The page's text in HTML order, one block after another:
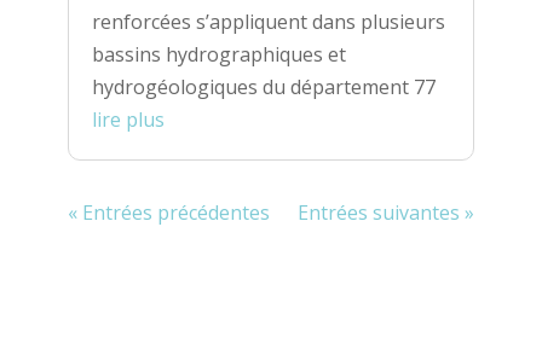
renforcées s’appliquent dans plusieurs
bassins hydrographiques et
hydrogéologiques du département 77
lire plus
« Entrées précédentes Entrées suivantes »